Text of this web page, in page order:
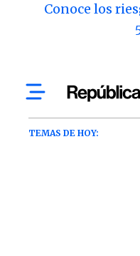
Conoce los